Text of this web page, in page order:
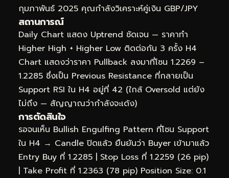
กุมภาพันธ์ 2025 คุณกำลังวิเคราะห์คู่เงิน GBP/JPY
สถานการณ์
Daily Chart แสดง Uptrend ชัดเจน — ราคาทำ
Higher High + Higher Low ติดต่อกัน 3 ครั้ง H4
Chart แสดงว่าราคา Pullback ลงมาที่โซน 1.2269 –
1.2285 ซึ่งเป็น Previous Resistance ที่กลายเป็น
Support RSI ใน H4 อยู่ที่ 42 (ใกล้ Oversold แต่ยัง
ไม่ถึง — สัญญาณว่ากำลังจะเด้ง)
การตัดสินใจ
รอจนเห็น Bullish Engulfing Pattern ที่โซน Support
ใน H4 → Candle ปิดแล้ว ยืนยันว่า Buyer เข้ามาแล้ว
Entry Buy ที่ 1.2285 | Stop Loss ที่ 1.2259 (26 pip)
| Take Profit ที่ 1.2363 (78 pip) Position Size: 0.1